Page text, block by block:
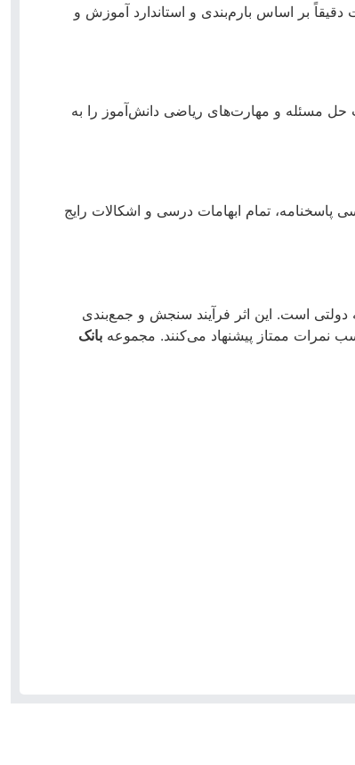
بر اساس بارم‌بندی و استاندارد آموزش و
حل مسئله و مهارت‌های ریاضی دانش‌آموز را به
تمام ابهامات درسی و اشکالات رایج
دولتی است. این اثر فرآیند سنجش و جمع‌بندی
نمرات ممتاز پیشنهاد می‌کنند. مجموعه بانک